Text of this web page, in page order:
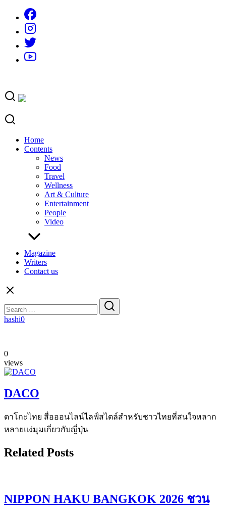
content
Home
Contents
News
Food
Travel
Wellness
Art & Culture
Entertainment
People
Video
Magazine
Writers
Contact us
for:
hashi0
0
views
DACO
ดาโกะไทย สื่อออนไลน์ไลฟ์สไตล์สำหรับชาวไทยที่สนใจหลาก
หลายแง่มุมเกี่ยวกับญี่ปุ่น
Related Posts
NIPPON HAKU BANGKOK 2026 ชวน